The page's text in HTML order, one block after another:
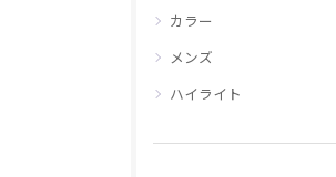
カラー
メンズ
ハイライト